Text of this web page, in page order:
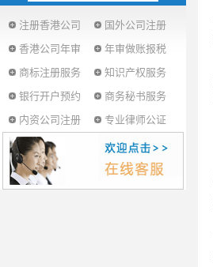
注册香港公司
国外公司注册
香港公司年审
年审做账报税
商标注册服务
知识产权服务
银行开户预约
商务秘书服务
内资公司注册
专业律师公证